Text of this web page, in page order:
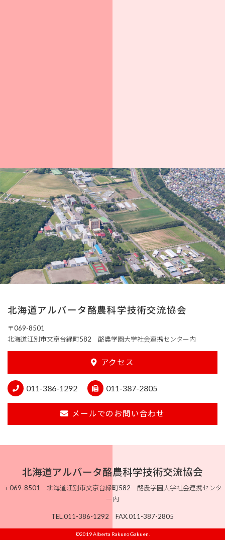
北海道アルバータ酪農科学技術交流協会
〒069-8501
北海道江別市文京台緑町582 酪農学園大学社会連携センター内
アクセス
011-386-1292 011-387-2805
メールでのお問い合わせ
北海道アルバータ酪農科学技術交流協会
〒069-8501 北海道江別市文京台緑町582 酪農学園大学社会連携センタ
ー内
TEL.011-386-1292 FAX.011-387-2805
©2019 Alberta Rakuno Gakuen.